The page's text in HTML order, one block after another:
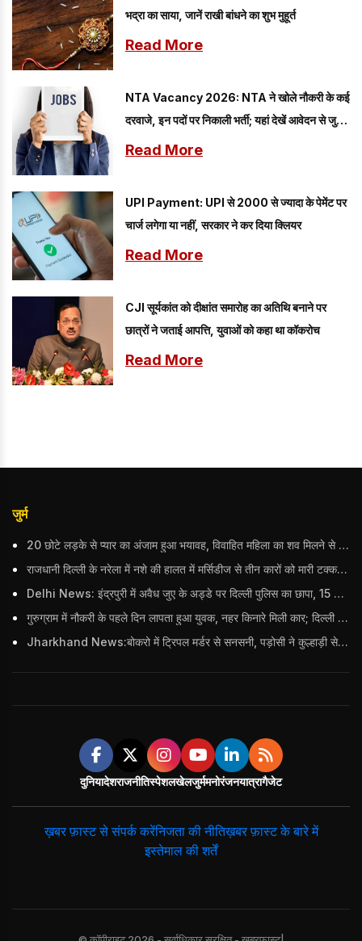
भद्रा का साया, जानें राखी बांधने का शुभ मुहूर्त
Read More
NTA Vacancy 2026: NTA ने खोले नौकरी के कई
दरवाजे, इन पदों पर निकाली भर्ती; यहां देखें आवेदन से जुड़ी
सारी डिटेल
Read More
UPI Payment: UPI से 2000 से ज्यादा के पेमेंट पर
चार्ज लगेगा या नहीं, सरकार ने कर दिया क्लियर
Read More
CJI सूर्यकांत को दीक्षांत समारोह का अतिथि बनाने पर
छात्रों ने जताई आपत्ति, युवाओं को कहा था कॉकरोच
Read More
जुर्म
20 छोटे लड़के से प्यार का अंजाम हुआ भयावह, विवाहित महिला का शव मिलने से मचा हड़कंप
राजधानी दिल्ली के नरेला में नशे की हालत में मर्सिडीज से तीन कारों को मारी टक्कर, बुजुर्ग महिला की मौत; हिरासत में आरोपी
Delhi News: इंद्रपुरी में अवैध जुए के अड्डे पर दिल्ली पुलिस का छापा, 15 जुआरियों को पकड़ा; ₹3.61 लाख नकद और अन्य सामान बरामद
गुरुग्राम में नौकरी के पहले दिन लापता हुआ युवक, नहर किनारे मिली कार; दिल्ली पुलिस ने दर्ज की FIR
Jharkhand News:बोकरो में ट्रिपल मर्डर से सनसनी, पड़ोसी ने कुल्हाड़ी से पति-पत्नी और बहु की हत्या की
दुनियादेशराजनीतिस्पेशलखेलजुर्ममनोरंजनयात्रागैजेट
ख़बर फ़ास्ट से संपर्क करेंनिजता की नीतिख़बर फ़ास्ट के बारे में
इस्तेमाल की शर्तें